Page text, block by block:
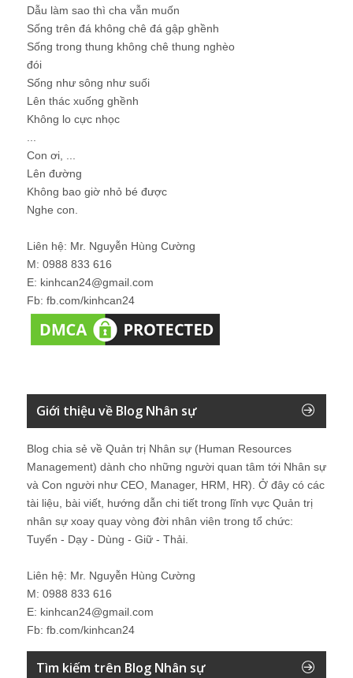
Dẫu làm sao thì cha vẫn muốn
Sống trên đá không chê đá gập ghềnh
Sống trong thung không chê thung nghèo
đói
Sống như sông như suối
Lên thác xuống ghềnh
Không lo cực nhọc
Con ơi, ...
Lên đường
Không bao giờ nhỏ bé được
Nghe con.
Liên hệ: Mr. Nguyễn Hùng Cường
M: 0988 833 616
E: kinhcan24@gmail.com
Fb: fb.com/kinhcan24
Giới thiệu về Blog Nhân sự
Blog chia sẻ về Quản trị Nhân sự (Human Resources
Management) dành cho những người quan tâm tới Nhân sự
và Con người như CEO, Manager, HRM, HR). Ở đây có các
tài liệu, bài viết, hướng dẫn chi tiết trong lĩnh vực Quản trị
nhân sự xoay quay vòng đời nhân viên trong tổ chức:
Tuyển - Dạy - Dùng - Giữ - Thải.
Liên hệ: Mr. Nguyễn Hùng Cường
M: 0988 833 616
E: kinhcan24@gmail.com
Fb: fb.com/kinhcan24
Tìm kiếm trên Blog Nhân sự